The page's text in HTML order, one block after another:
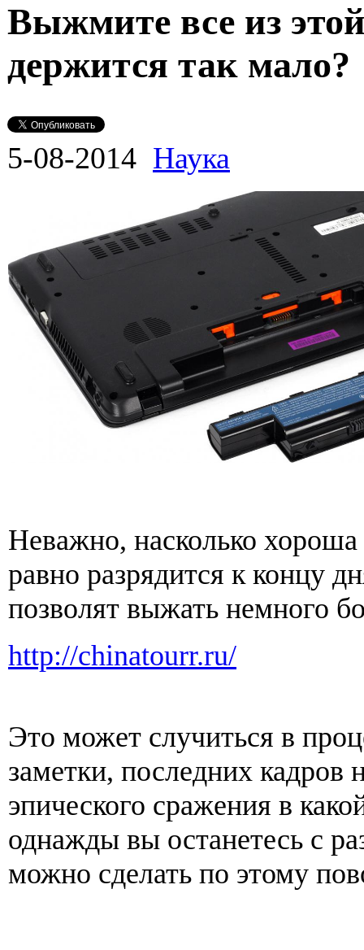
Выжмите все из
держится так мало?
5-08-2014 Наука
Неважно, насколько хороша
равно разрядится к концу
позволят выжать немного
http://chinatourr.ru/
Это может случиться в
заметки, последних кадров
эпического сражения в
однажды вы останетесь с
можно сделать по этому